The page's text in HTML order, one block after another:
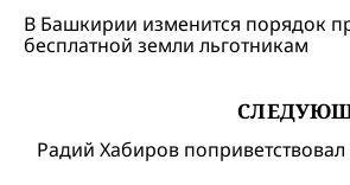
В Башкирии изменится порядок
бесплатной земли льготникам
Радий Хабиров